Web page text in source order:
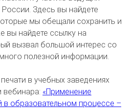
Здесь вы найдете
мы обещали сохранить и
вы найдете ссылку на
вызвал большой интерес со
полезной информации.
в учебных заведениях
вебинара: «Применение
в образовательном процессе –